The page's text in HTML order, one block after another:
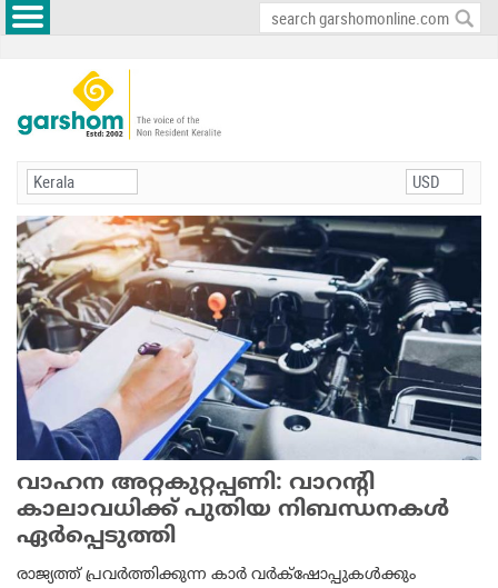
വാഹന അറ്റകുറ്റപ്പണി: വാറന്റി
കാലാവധിക്ക് പുതിയ നിബന്ധനകള്‍
ഏര്‍പ്പെടുത്തി
രാജ്യത്ത് പ്രവര്‍ത്തിക്കുന്ന കാര്‍ വര്‍ക്‌ഷോപ്പുകള്‍ക്കും